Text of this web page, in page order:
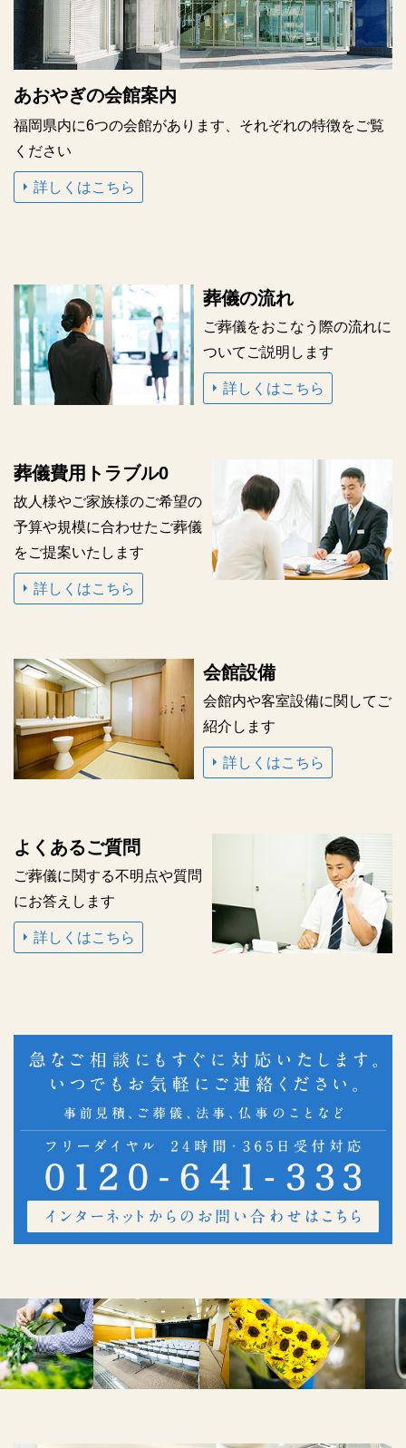
あおやぎの会館案内
福岡県内に6つの会館があります、それぞれの特徴をご覧
ください
詳しくはこちら
葬儀の流れ
ご葬儀をおこなう際の流れに
ついてご説明します
詳しくはこちら
葬儀費用トラブル0
故人様やご家族様のご希望の
予算や規模に合わせた ご葬儀
をご提案いたします
詳しくはこちら
会館設備
会館内や客室設備に関して ご
紹介します
詳しくはこちら
よくあるご質問
ご葬儀に関する不明点や質問
にお答えします
詳しくはこちら